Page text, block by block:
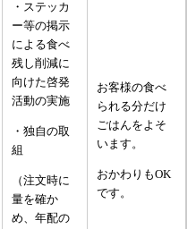
・ステッカ
ー等の掲示
による食べ
残し削減に
向けた啓発
活動の実施
・独自の取
組
（注文時に
量を確か
め、年配の
お客様の食べ
られる分だけ
ごはんをよそ
います。
おかわりもOK
です。